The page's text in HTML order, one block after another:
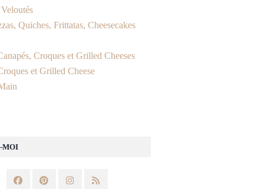
MOI
Quiches, Frittatas, Cheesecakes
Croques et Grilled Cheeses
et Grilled Cheese